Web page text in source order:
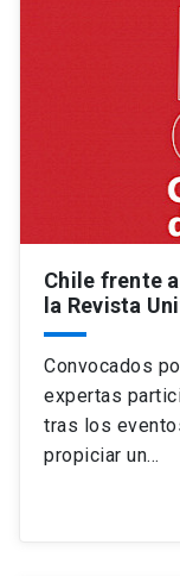
Chile frente
la Revista
Convocados
expertas
tras los
propiciar un…